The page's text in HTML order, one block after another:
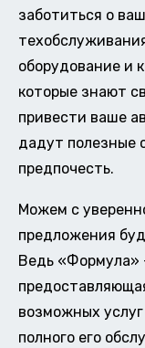
заботиться о
оборудование и
которые знают
привести ваше
дадут полезные
предпочесть.
Можем с
предложения
Ведь «Формула»
возможных
полного его